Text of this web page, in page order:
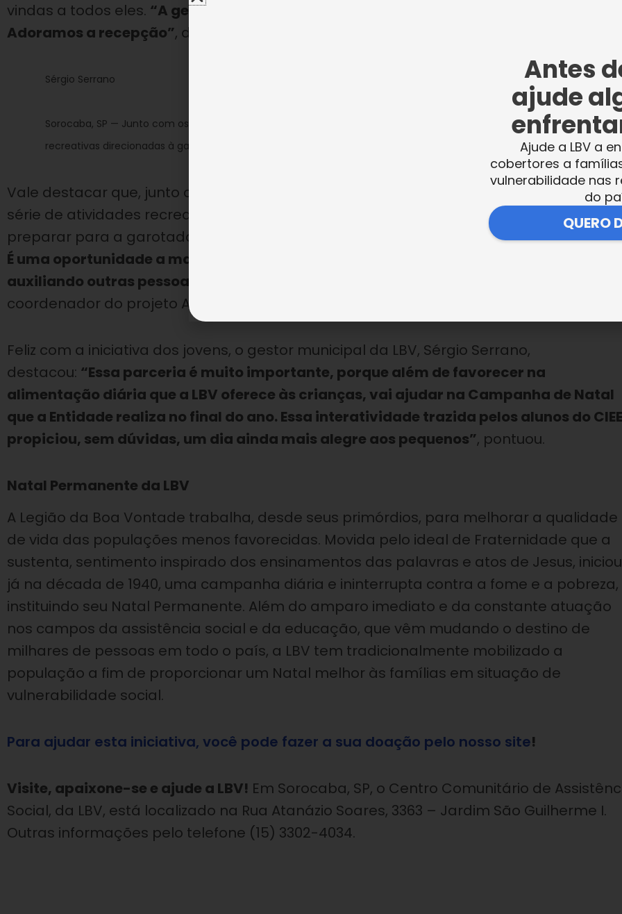
vindas a todos eles. “A gente ficou muito surpreso em ser acolhidos dessa maneira.
Adoramos a recepção”, disse Vinícius.
Sérgio Serrano
Sorocaba, SP — Junto com os alimentos, os alunos do CIEE doaram seu tempo para desenvolver atividades
recreativas direcionadas à garotada atendida no Centro Comunitário de Assistência Social da LBV.
Vale destacar que, junto com o montante arrecadado, os jovens desenvolveram uma
série de atividades recreativas, sem contar o lanche especial que fizeram questão de
preparar para a garotada atendida pela LBV.
“Para nós é muito gratificante estar
É uma oportunidade a mais para conhecer esse ambiente e saber que estamos
auxiliando outras pessoas, por meio da LBV, que é uma grande Instituição”
coordenador do projeto Aurora.
Feliz com a iniciativa dos jovens, o gestor municipal da LBV, Sérgio Serrano,
destacou: “Essa parceria é muito importante, porque além de favorecer na
alimentação diária que a LBV oferece às crianças, vai ajudar na Campanha de Natal
que a Entidade realiza no final do ano. Essa interatividade trazida pelos alunos do CIEE
propiciou, sem dúvidas, um dia ainda mais alegre aos pequenos”, pontuou.
Natal Permanente da LBV
A Legião da Boa Vontade trabalha, desde seus primórdios, para melhorar a qualidade
de vida das populações menos favorecidas. Movida pelo ideal de Fraternidade que a
sustenta, sentimento inspirado dos ensinamentos das palavras e atos de Jesus,
já na década de 1940, uma campanha diária e ininterrupta contra a fome e a pobreza,
instituindo seu Natal Permanente. Além do amparo imediato e da constante atuação
nos campos da assistência social e da educação, que vêm mudando o destino de
milhares de pessoas em todo o país, a LBV tem tradicionalmente mobilizado a
população a fim de proporcionar um Natal melhor às famílias em situação de
vulnerabilidade social.
Para ajudar esta iniciativa, você pode fazer a sua doação pelo nosso site!
Visite, apaixone-se e ajude a LBV! Em Sorocaba, SP, o Centro Comunitário de
Social, da LBV, está localizado na Rua Atanázio Soares, 3363 – Jardim São Guilherme I.
Outras informações pelo telefone (15) 3302-4034.
Antes
ajude
Ajude a LBV a
cobertores a
vulnerabilidade nas
do
QUERO